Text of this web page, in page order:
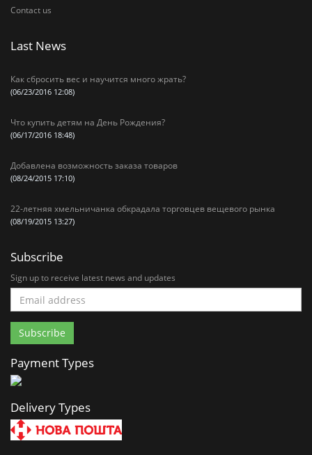
Contact us
Last News
Как сбросить вес и научится много жрать?
(06/23/2016 12:08)
Что купить детям на День Рождения?
(06/17/2016 18:48)
Добавлена возможность заказа товаров
(08/24/2015 17:10)
22-летняя хмельничанка обкрадала торговцев вещевого рынка
(08/19/2015 13:27)
Subscribe
Sign up to receive latest news and updates
Payment Types
Delivery Types